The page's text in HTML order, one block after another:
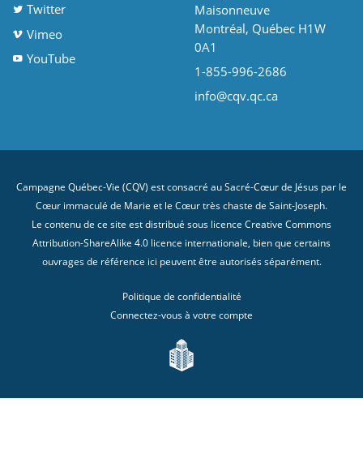
Twitter
Vimeo
YouTube
Maisonneuve
Montréal, Québec H1W
0A1
1-855-996-2686
info@cqv.qc.ca
Campagne Québec-Vie (CQV) est consacré au Sacré-Cœur de Jésus par le
Cœur immaculé de Marie et le Cœur très chaste de Saint-Joseph.
Le contenu de ce site est distribué sous licence Creative Commons
Attribution-ShareAlike 4.0 licence internationale , bien que certains
ouvrages de référence ici peuvent être autorisés séparément.
Politique de confidentialité
Connectez-vous à votre compte